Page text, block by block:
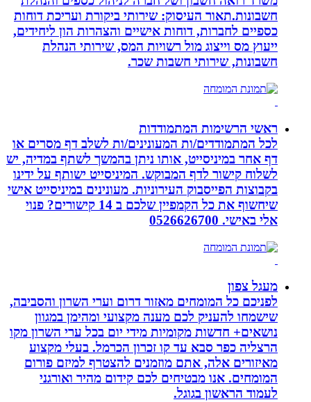
חשבונות.תאור העיסוק: שירותי ביקורת ועריכת דוחות
כספיים לחברות, דוחות אישיים והצהרות הון ליחידים,
ייעוץ מס וייצוג מול רשויות המס, שירותי הנהלת
חשבונות, שירותי חשבות שכר.
ראשי הרשימות המתמודדות
לכל המתמודדים/ות המעונינים/ות לשלב דף מסרים או
דף אחר במיניסייט, אותו ניתן בהמשך לשתף במדיה, יש
לשלוח קישור לדף המבוקש. המיניסייט ישותף על ידינו
בקבוצות הפייסבוק העירוניות. מעונינים במיניסייט אישי
שיחשוף את כל הקמפיין שלכם ב 14 קישורים? פנוי
אלי באישי. 0526626700
מעגל צפון
לפניכם כל המומחים מאזור דרום וערי השרון והסביבה,
שישמחו להעניק לכם מענה מקצועי ומהימן במגוון
נושאים+ חדשות מקומיות מידי יום בכל ערי השרון מקו
הרצליה כפר סבא עד קו זכרון הכרמל. בעלי מקצוע
מאיזורים אלה, אתם מוזמנים להצטרף למיזם פורום
המומחים. אנו מבטיחים לכם קידום מהיר ואורגני
לעמוד הראשון בגוגל.